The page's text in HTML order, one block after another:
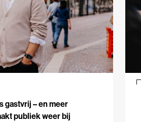
gastvrij – en meer
publiek weer bij